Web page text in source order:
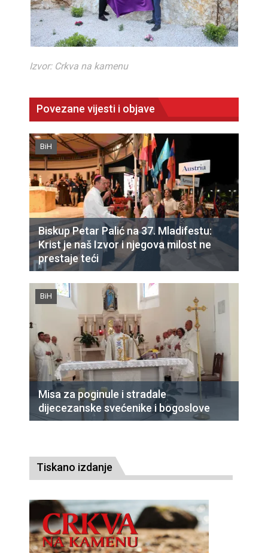
Izvor: Crkva na kamenu
Povezane vijesti i objave
BiH
Biskup Petar Palić na 37. Mladifestu:
Krist je naš Izvor i njegova milost ne
prestaje teći
BiH
Misa za poginule i stradale
dijecezanske svećenike i bogoslove
Tiskano izdanje